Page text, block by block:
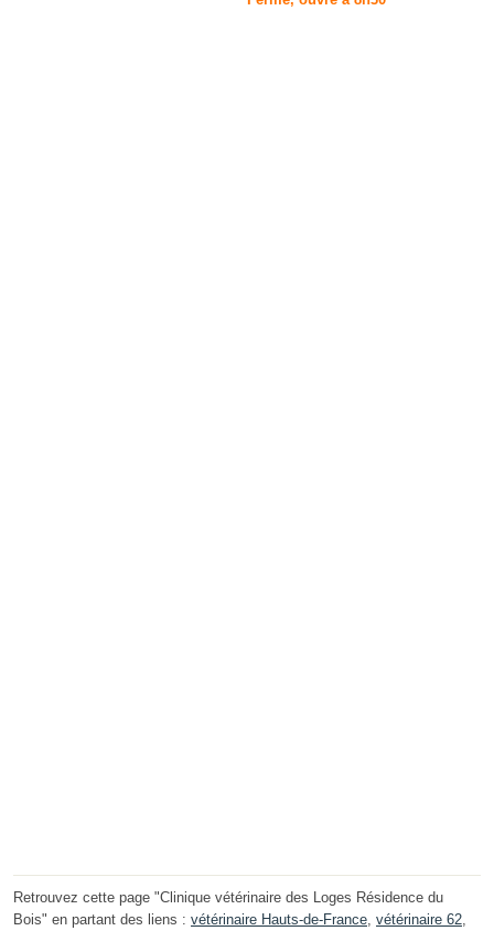
Retrouvez cette page "Clinique vétérinaire des Loges Résidence du
Bois" en partant des liens : vétérinaire Hauts-de-France, vétérinaire 62,